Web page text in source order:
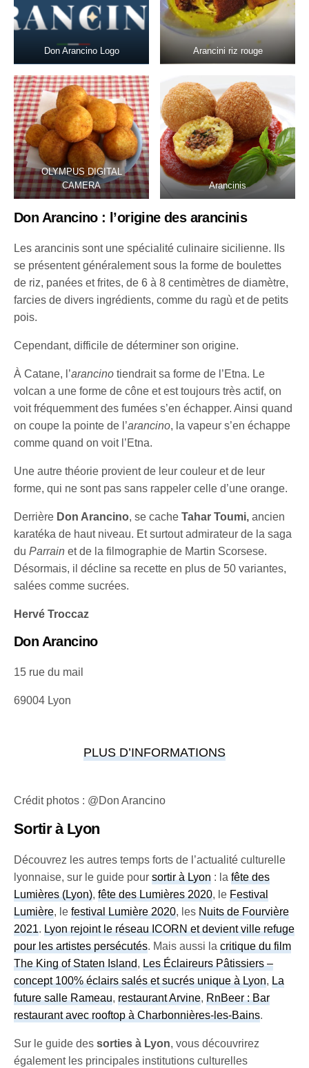
Don Arancino Logo Arancini riz rouge
OLYMPUS DIGITAL
CAMERA
Arancinis
Don Arancino : l’origine des arancinis
Les arancinis sont une spécialité culinaire sicilienne. Ils
se présentent généralement sous la forme de boulettes
de riz, panées et frites, de 6 à 8 centimètres de diamètre,
farcies de divers ingrédients, comme du ragù et de petits
pois.
Cependant, difficile de déterminer son origine.
À Catane, l’arancino tiendrait sa forme de l’Etna. Le
volcan a une forme de cône et est toujours très actif, on
voit fréquemment des fumées s’en échapper. Ainsi quand
on coupe la pointe de l’arancino, la vapeur s’en échappe
comme quand on voit l’Etna.
Une autre théorie provient de leur couleur et de leur
forme, qui ne sont pas sans rappeler celle d’une orange.
Derrière Don Arancino, se cacheTahar Toumi, ancien
karatéka de haut niveau. Et surtout admirateur de la saga
duParrain et de la filmographie de Martin Scorsese.
Désormais, il décline sa recette en plus de 50 variantes,
salées comme sucrées.
Hervé Troccaz
Don Arancino
15 rue du mail
69004 Lyon
PLUS D’INFORMATIONS
Crédit photos : @Don Arancino
Sortir à Lyon
Découvrez les autres temps forts de l’actualité culturelle
lyonnaise, sur le guide poursortir à Lyon : lafête des
Lumières (Lyon),fête des Lumières 2020, leFestival
Lumière, lefestival Lumière 2020, lesNuits de Fourvière
2021.Lyon rejoint le réseau ICORN et devient ville refuge
pour les artistes persécutés. Mais aussi lacritique du film
The King of Staten Island,Les Éclaireurs Pâtissiers –
concept 100% éclairs salés et sucrés unique à Lyon,La
future salle Rameau,restaurant Arvine,RnBeer : Bar
restaurant avec rooftop à Charbonnières-les-Bains.
Sur le guide des sorties à Lyon, vous découvrirez
également les principales institutions culturelles